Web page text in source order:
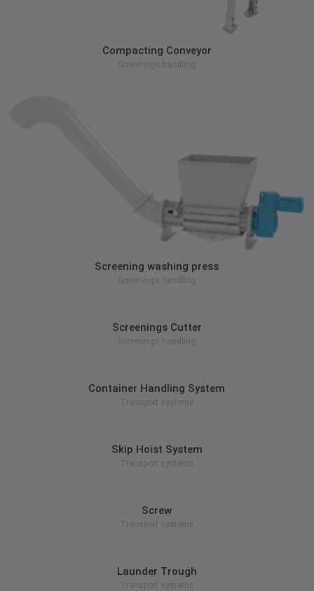
Compacting Conveyor
Screenings handling
zum Produkt
Screening washing press
Screenings handling
Screenings Cutter
Screenings handling
Container Handling System
Transport systems
Skip Hoist System
Transport systems
Screw
Transport systems
Launder Trough
Transport systems